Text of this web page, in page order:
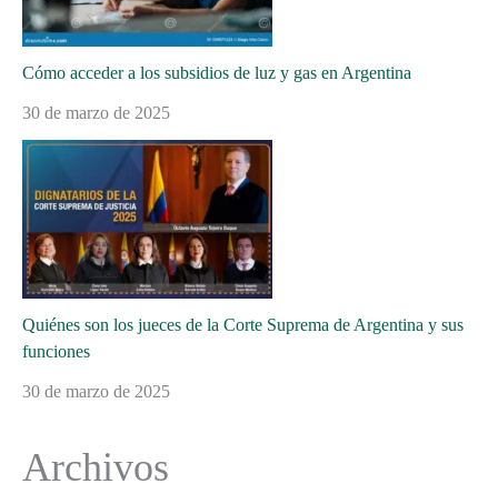
Cómo acceder a los subsidios de luz y gas en Argentina
30 de marzo de 2025
Quiénes son los jueces de la Corte Suprema de Argentina y sus
funciones
30 de marzo de 2025
Archivos